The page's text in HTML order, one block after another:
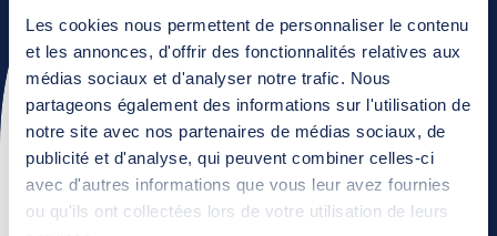
Les cookies nous permettent de personnaliser le contenu
et les annonces, d'offrir des fonctionnalités relatives aux
médias sociaux et d'analyser notre trafic. Nous
partageons également des informations sur l'utilisation de
notre site avec nos partenaires de médias sociaux, de
publicité et d'analyse, qui peuvent combiner celles-ci
avec d'autres informations que vous leur avez fournies
ou qu'ils ont collectées lors de votre utilisation de leurs
prestation d'optimisation des contenuspour le
référencement naturela été mise en place par
l'agence (optimisation SEO - rédaction web).